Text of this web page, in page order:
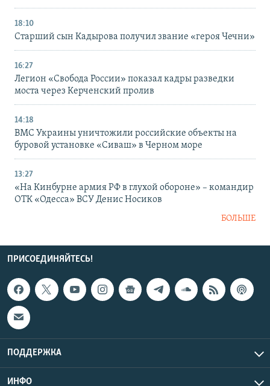
18:10
Старший сын Кадырова получил звание «героя Чечни»
16:27
Легион «Свобода России» показал кадры разведки
моста через Керченский пролив
14:18
ВМС Украины уничтожили российские объекты на
буровой установке «Сиваш» в Черном море
13:27
«На Кинбурне армия РФ в глухой обороне» – командир
ОТК «Одесса» ВСУ Денис Носиков
БОЛЬШЕ
ПРИСОЕДИНЯЙТЕСЬ!
ПОДДЕРЖКА
ИНФО